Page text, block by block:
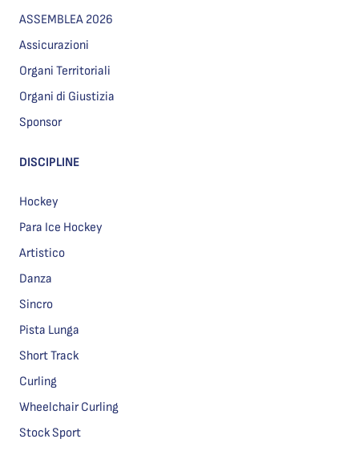
ASSEMBLEA 2026
Assicurazioni
Organi Territoriali
Organi di Giustizia
Sponsor
DISCIPLINE
Hockey
Para Ice Hockey
Artistico
Danza
Sincro
Pista Lunga
Short Track
Curling
Wheelchair Curling
Stock Sport